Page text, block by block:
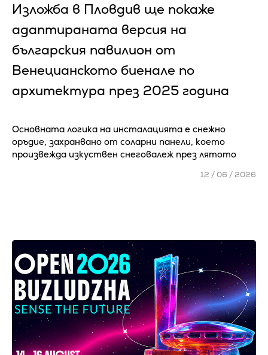
Изложба в Пловдив ще покаже
адаптираната версия на
българския павилион от
Венецианското биенале по
архитектура през 2025 година
Основната логика на инсталацията е снежно
оръдие, захранвано от соларни панели, което
произвежда изкуствен снеговалеж през лятото
12 / 06 / 2026